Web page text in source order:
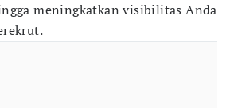
meningkatkan visibilitas Anda